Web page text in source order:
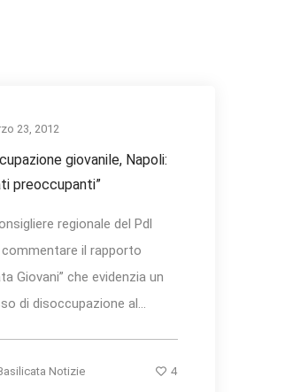
23, 2012
giovanile, Napoli:
preoccupanti”
regionale del Pdl
commentare il rapporto
Giovani” che evidenzia un
di disoccupazione al...
Notizie 4